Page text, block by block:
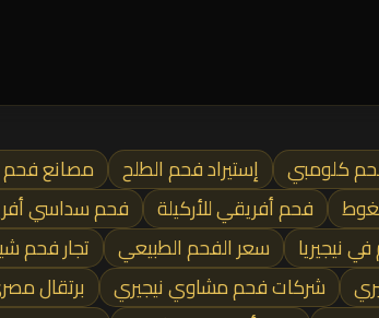
كلومبي إستيراد فحم الطلح مصانع فحم
فحم أفريقي للأركيلة فحم سداسي
نيجيريا سعر الفحم الطبيعي تجار فحم
شركات فحم مشاوي نيجيري برتقال